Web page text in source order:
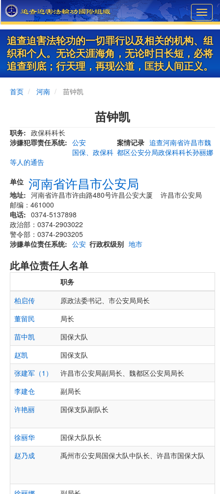
Skip
to
main
content
追查迫害法轮功的一切罪行以及相关的机构、组
织和个人。无论天涯海角，无论时日长短，必将
追查到底；行天理，再现公道，匡扶人间正义。
首页 河南 苗钟凯
苗钟凯
职务
政保科科长
涉嫌犯罪责任系统
公安
国保、政保科
案情记录 追查河南省许昌市魏
都区公安分局政保科科长孙丽娜
等人的通告
单位 河南省许昌市公安局
地址
河南省许昌市许由路480号许昌公安大厦 许昌市公安局
邮编：461000
电话
0374-5137898
政治部：0374-2903022
警令部：0374-2903205
涉嫌单位责任系统
公安 行政权级别 地市
此单位责任人名单
职务
柏启传
原政法委书记、市公安局局长
董留民
局长
苗中凯
国保大队
赵凯
国保支队
张建军（1）
许昌市公安局副局长、魏都区公安局局长
李建仓
副局长
许艳丽
国保支队副队长
徐丽华
国保大队队长
赵乃成
禹州市公安局国保大队中队长、许昌市国保大队